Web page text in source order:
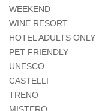
WEEKEND
WINE RESORT
HOTEL ADULTS ONLY
PET FRIENDLY
UNESCO
CASTELLI
TRENO
MISTERO